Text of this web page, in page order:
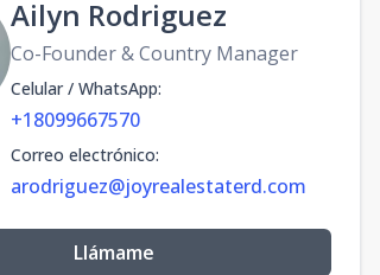
Ailyn Rodriguez
Co-Founder & Country Manager
Celular / WhatsApp:
+18099667570
Correo electrónico:
arodriguez@joyrealestaterd.com
Llámame